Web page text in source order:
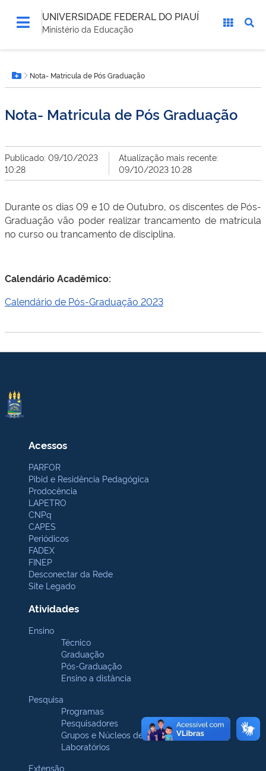
UNIVERSIDADE FEDERAL DO PIAUÍ
Ministério da Educação
está
aqui:Botão Menu
Nota- Matricula de Pós Graduação
Nota- Matricula de Pós Graduação
Publicado: 09/10/2023
10:28
Atualização mais recente:
09/10/2023 10:28
Durante os dias 09 e 10 de Outubro, os discentes de Pós-
Graduação vão poder realizar trancamento de matrícula
no curso ou trancamento de disciplina.
Calendário Acadêmico:
Calendário de Pós-Graduação 2023
Acessos
PARFOR
Pibid e Residência Pedagógica
Prodocência
LAPETRO
CNPq
CAPES
Periódicos
FADEX
FINEP
Desconectar da Rede
Site Legado
Atividades
Ensino
Técnico
Graduação
Pós-Graduação
Ensino a distância
Pesquisa
Programas
Pesquisadores
Grupos e Núcleos de pesquisa
Laboratórios
Extensão